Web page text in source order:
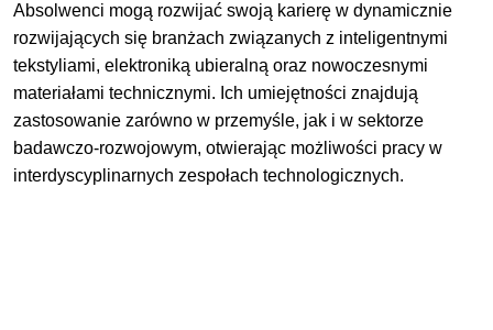
Absolwenci mogą rozwijać swoją karierę w dynamicznie
rozwijających się branżach związanych z inteligentnymi
tekstyliami, elektroniką ubieralną oraz nowoczesnymi
materiałami technicznymi. Ich umiejętności znajdują
zastosowanie zarówno w przemyśle, jak i w sektorze
badawczo-rozwojowym, otwierając możliwości pracy w
interdyscyplinarnych zespołach technologicznych.